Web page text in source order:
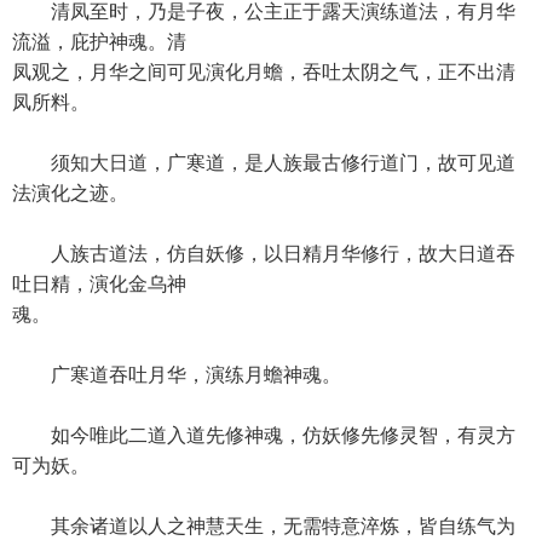
清凤至时，乃是子夜，公主正于露天演练道法，有月华
流溢，庇护神魂。清
凤观之，月华之间可见演化月蟾，吞吐太阴之气，正不出清
凤所料。
须知大日道，广寒道，是人族最古修行道门，故可见道
法演化之迹。
人族古道法，仿自妖修，以日精月华修行，故大日道吞
吐日精，演化金乌神
魂。
广寒道吞吐月华，演练月蟾神魂。
如今唯此二道入道先修神魂，仿妖修先修灵智，有灵方
可为妖。
其余诸道以人之神慧天生，无需特意淬炼，皆自练气为